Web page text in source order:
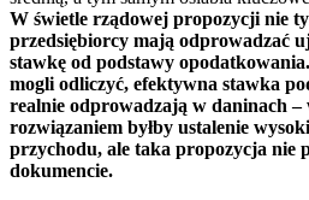
W świetle rządowej propozycji nie
przedsiębiorcy mają odprowadzać
stawkę od podstawy
mogli odliczyć, efektywna stawka
realnie odprowadzają w daninach –
rozwiązaniem byłby ustalenie
przychodu, ale taka propozycja nie
dokumencie.